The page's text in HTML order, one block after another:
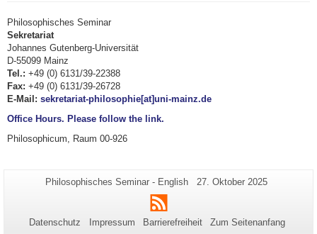
Philosophisches Seminar
Sekretariat
Johannes Gutenberg-Universität
D-55099 Mainz
Tel.: +49 (0) 6131/39-22388
Fax: +49 (0) 6131/39-26728
E-Mail: sekretariat-philosophie[at]uni-mainz.de
Office Hours. Please follow the link.
Philosophicum, Raum 00-926
Zusätzliche
Informationen
zu
dieser
Seiten-
Philosophisches Seminar - English
Letzte
27. Oktober 2025
RSS
Datenschutz Impressum Barrierefreiheit Zum Seitenanfang